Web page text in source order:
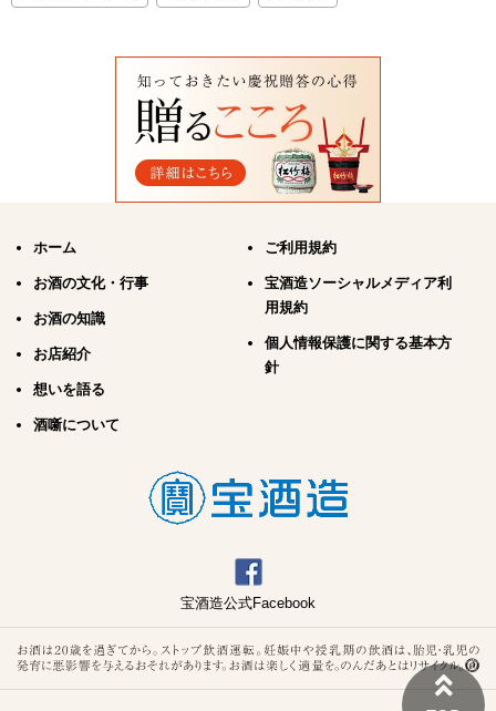
ホーム
お酒の文化・行事
お酒の知識
お店紹介
想いを語る
酒噺について
ご利用規約
宝酒造ソーシャルメディア利
用規約
個人情報保護に関する基本方
針
宝酒造公式Facebook